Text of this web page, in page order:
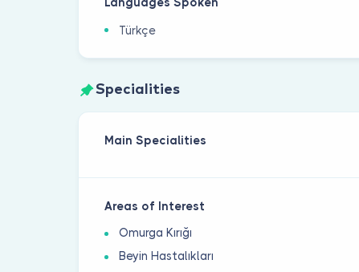
Türkçe
Specialities
Main Specialities
Areas of Interest
Omurga Kırığı
Beyin Hastalıkları